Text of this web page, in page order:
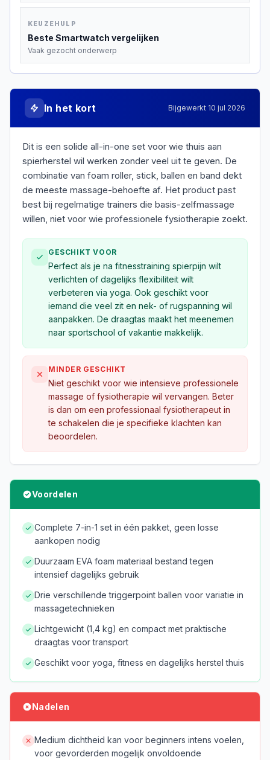
KEUZEHULP
Beste Smartwatch vergelijken
Vaak gezocht onderwerp
In het kort Bijgewerkt 10 jul 2026
Dit is een solide all-in-one set voor wie thuis aan
spierherstel wil werken zonder veel uit te geven. De
combinatie van foam roller, stick, ballen en band dekt
de meeste massage-behoefte af. Het product past
best bij regelmatige trainers die basis-zelfmassage
willen, niet voor wie professionele fysiotherapie zoekt.
GESCHIKT VOOR
Perfect als je na fitnesstraining spierpijn wilt
verlichten of dagelijks flexibiliteit wilt
verbeteren via yoga. Ook geschikt voor
iemand die veel zit en nek- of rugspanning wil
aanpakken. De draagtas maakt het meenemen
naar sportschool of vakantie makkelijk.
MINDER GESCHIKT
Niet geschikt voor wie intensieve professionele
massage of fysiotherapie wil vervangen. Beter
is dan om een professionaal fysiotherapeut in
te schakelen die je specifieke klachten kan
beoordelen.
Voordelen
Complete 7-in-1 set in één pakket, geen losse
aankopen nodig
Duurzaam EVA foam materiaal bestand tegen
intensief dagelijks gebruik
Drie verschillende triggerpoint ballen voor variatie in
massagetechnieken
Lichtgewicht (1,4 kg) en compact met praktische
draagtas voor transport
Geschikt voor yoga, fitness en dagelijks herstel thuis
Nadelen
Medium dichtheid kan voor beginners intens voelen,
voor gevorderden mogelijk onvoldoende